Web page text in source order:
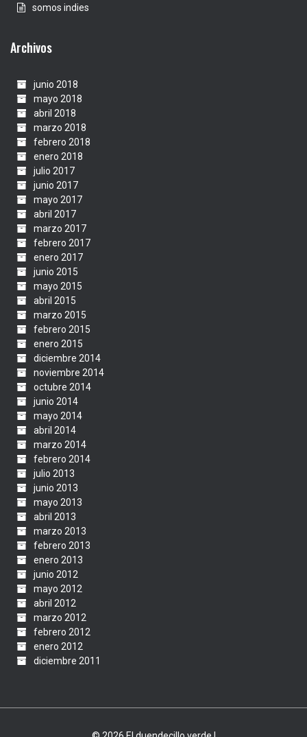
somos indies
Archivos
junio 2018
mayo 2018
abril 2018
marzo 2018
febrero 2018
enero 2018
julio 2017
junio 2017
mayo 2017
abril 2017
marzo 2017
febrero 2017
enero 2017
junio 2015
mayo 2015
abril 2015
marzo 2015
febrero 2015
enero 2015
diciembre 2014
noviembre 2014
octubre 2014
junio 2014
mayo 2014
abril 2014
marzo 2014
febrero 2014
julio 2013
junio 2013
mayo 2013
abril 2013
marzo 2013
febrero 2013
enero 2013
junio 2012
mayo 2012
abril 2012
marzo 2012
febrero 2012
enero 2012
diciembre 2011